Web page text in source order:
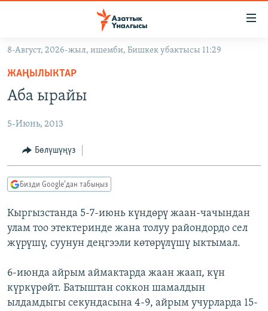
Навигацияга
өтүңүз
Издөөгө
салыңыз
КЫРГЫЗСТАН
КЫРГЫЗСТАН
САЯСАТ
ЭКОНОМИКА
ДҮЙНӨ
БОРБОР АЗИЯ
УКРАИНА
АТАЙЫН ИЛИКТӨӨ
БҮГҮН АЗАТТЫКТА
ЭКСПЕРТТЕР ТАЛДАЙТ
БИЗ ЖАНА ДҮЙНӨ
ЭЖЕ-СИҢДИЛЕР
АЗАТТЫК+
ПОДКАСТ
ӨЗГӨЧӨ ПИКИР
Русский
ОНЛАЙН ШЕРИНЕ
8-Август, 2026-жыл, ишемби, Бишкек убактысы 11:29
ЖАҢЫЛЫКТАР
Аба ырайы
5-Июнь, 2013
Бөлүшүңүз
Бизди Google'дан табыңыз
Кыргызстанда 5-7-июнь күндөрү жаан-чачындан
улам тоо этектеринде жана толуу райондордо сел
жүрүшү, суунун деңгээли көтөрүлүшү ыктымал.
6-июнда айрым аймактарда жаан жаап, күн
күркүрөйт. Батыштан соккон шамалдын
ылдамдыгы секундасына 4-9, айрым учурларда 15-